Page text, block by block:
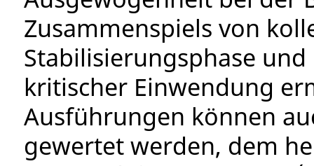
Zusammenspiels von
Stabilisierungsphase
kritischer Einwendung
Ausführungen können
gewertet werden, dem